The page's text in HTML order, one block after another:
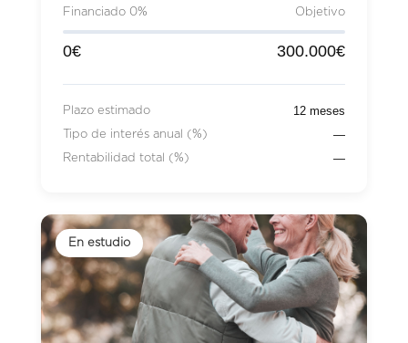
Financiado 0% Objetivo
0€ 300.000€
Plazo estimado 12 meses
Tipo de interés anual (%) —
Rentabilidad total (%) —
En estudio